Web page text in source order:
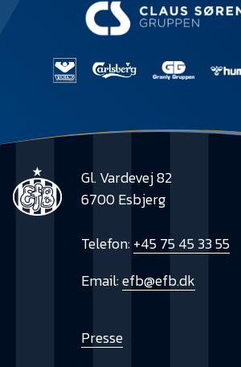
Gl. Vardevej 82
6700 Esbjerg
Telefon:+45 75 45 33 55
Email:efb@efb.dk
Presse